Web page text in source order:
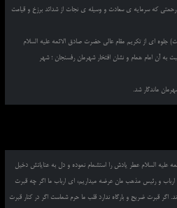
که سرمایه ی سعادت و وسیله ی نجات از شدائد برزخ و قیامت
جلوه ای از تکریم مقام عالی حضرت صادق الائمه علیه السلام
آن امام همام و نشان افتخار شهرمان رفسنجان ؛ شهر
ماندگار شد.
علیه السلام عطر یادش را استشمام نموده و دل به عنایاتش دخیل
و رئیس مذهب مان عرضه میداریم، ای ارباب ما اگر چه قبرت
قبرت ضریح و بارگاه ندارد قلب ما حرم شماست اگر در کنار قبرت